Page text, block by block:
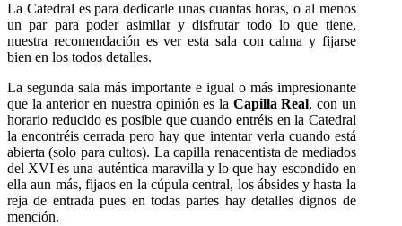
La Catedral es para dedicarle unas cuantas horas, o al menos
un par para poder asimilar y disfrutar todo lo que tiene,
nuestra recomendación es ver esta sala con calma y fijarse
bien en los todos detalles.
La segunda sala más importante e igual o más impresionante
que la anterior en nuestra opinión es la Capilla Real, con un
horario reducido es posible que cuando entréis en la Catedral
la encontréis cerrada pero hay que intentar verla cuando está
abierta (solo para cultos). La capilla renacentista de mediados
del XVI es una auténtica maravilla y lo que hay escondido en
ella aun más, fijaos en la cúpula central, los ábsides y hasta la
reja de entrada pues en todas partes hay detalles dignos de
mención.